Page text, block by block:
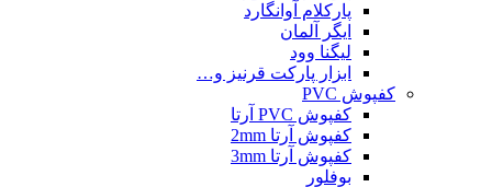
پارکلام آوانگارد
ایگر آلمان
لیگنا وود
ابزار پارکت قرنیز و…
کفپوش PVC
کفپوش PVC آرتا
کفپوش آرتا 2mm
کفپوش آرتا 3mm
بوفلور